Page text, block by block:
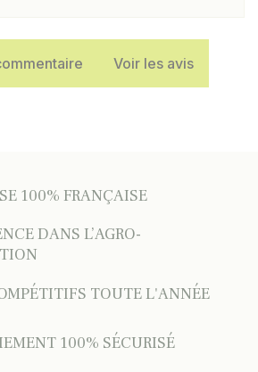
Voir les avis
100% FRANÇAISE
DANS L’AGRO-
TOUTE L'ANNÉE
100% SÉCURISÉ